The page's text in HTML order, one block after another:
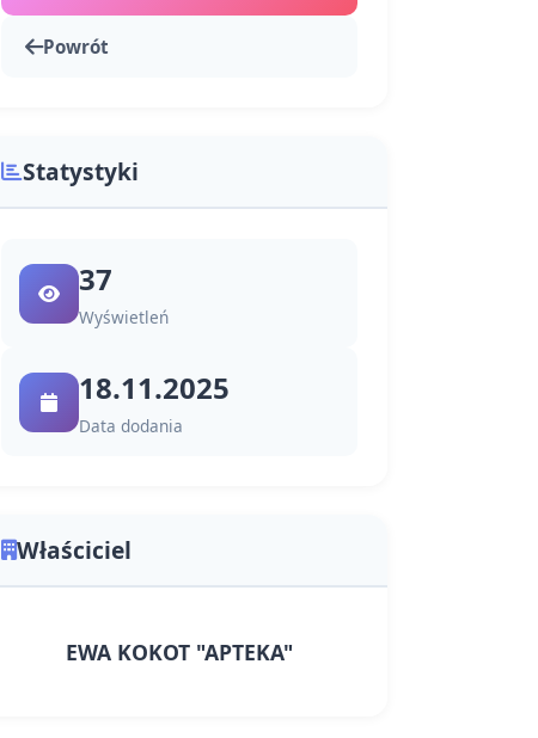
Powrót
Statystyki
37
Wyświetleń
18.11.2025
Data dodania
Właściciel
EWA KOKOT "APTEKA"